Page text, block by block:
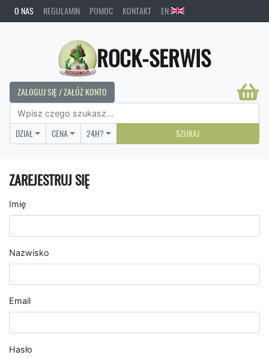
O NAS REGULAMIN POMOC KONTAKT EN
ROCK-SERWIS
ZALOGUJ SIĘ / ZAŁÓŻ KONTO
DZIAŁ CENA 24H? SZUKAJ
ZAREJESTRUJ SIĘ
Imię
Nazwisko
Email
Hasło